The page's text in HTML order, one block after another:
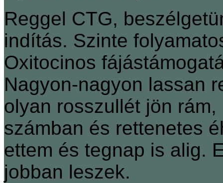
Reggel CTG,
indítás. Szinte
Oxitocinos
Nagyon-nagyon lassan
olyan rosszullét jön
számban és rettenetes
ettem és tegnap is alig.
jobban leszek.